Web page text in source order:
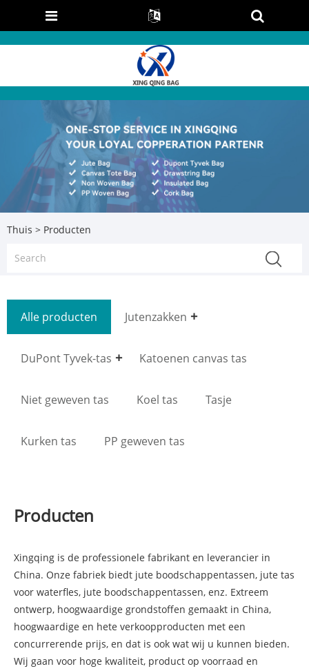
Thuis > Producten
Alle producten Jutenzakken
DuPont Tyvek-tas Katoenen canvas tas
Niet geweven tas Koel tas Tasje
Kurken tas PP geweven tas
Producten
Xingqing is de professionele fabrikant en leverancier in
China. Onze fabriek biedt jute boodschappentassen, jute tas
voor waterfles, jute boodschappentassen, enz. Extreem
ontwerp, hoogwaardige grondstoffen gemaakt in China,
hoogwaardige en hete verkoopproducten met een
concurrerende prijs, en dat is ook wat wij u kunnen bieden.
Wij gaan voor hoge kwaliteit, product op voorraad en